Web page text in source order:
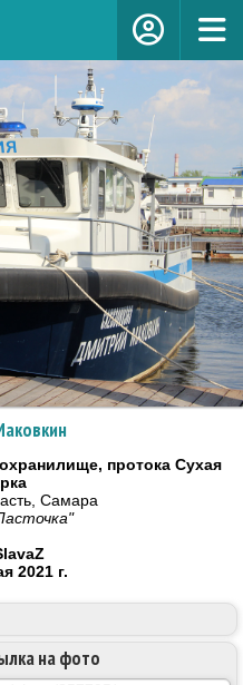
протока Сухая
Самара
2021 г.
на фото